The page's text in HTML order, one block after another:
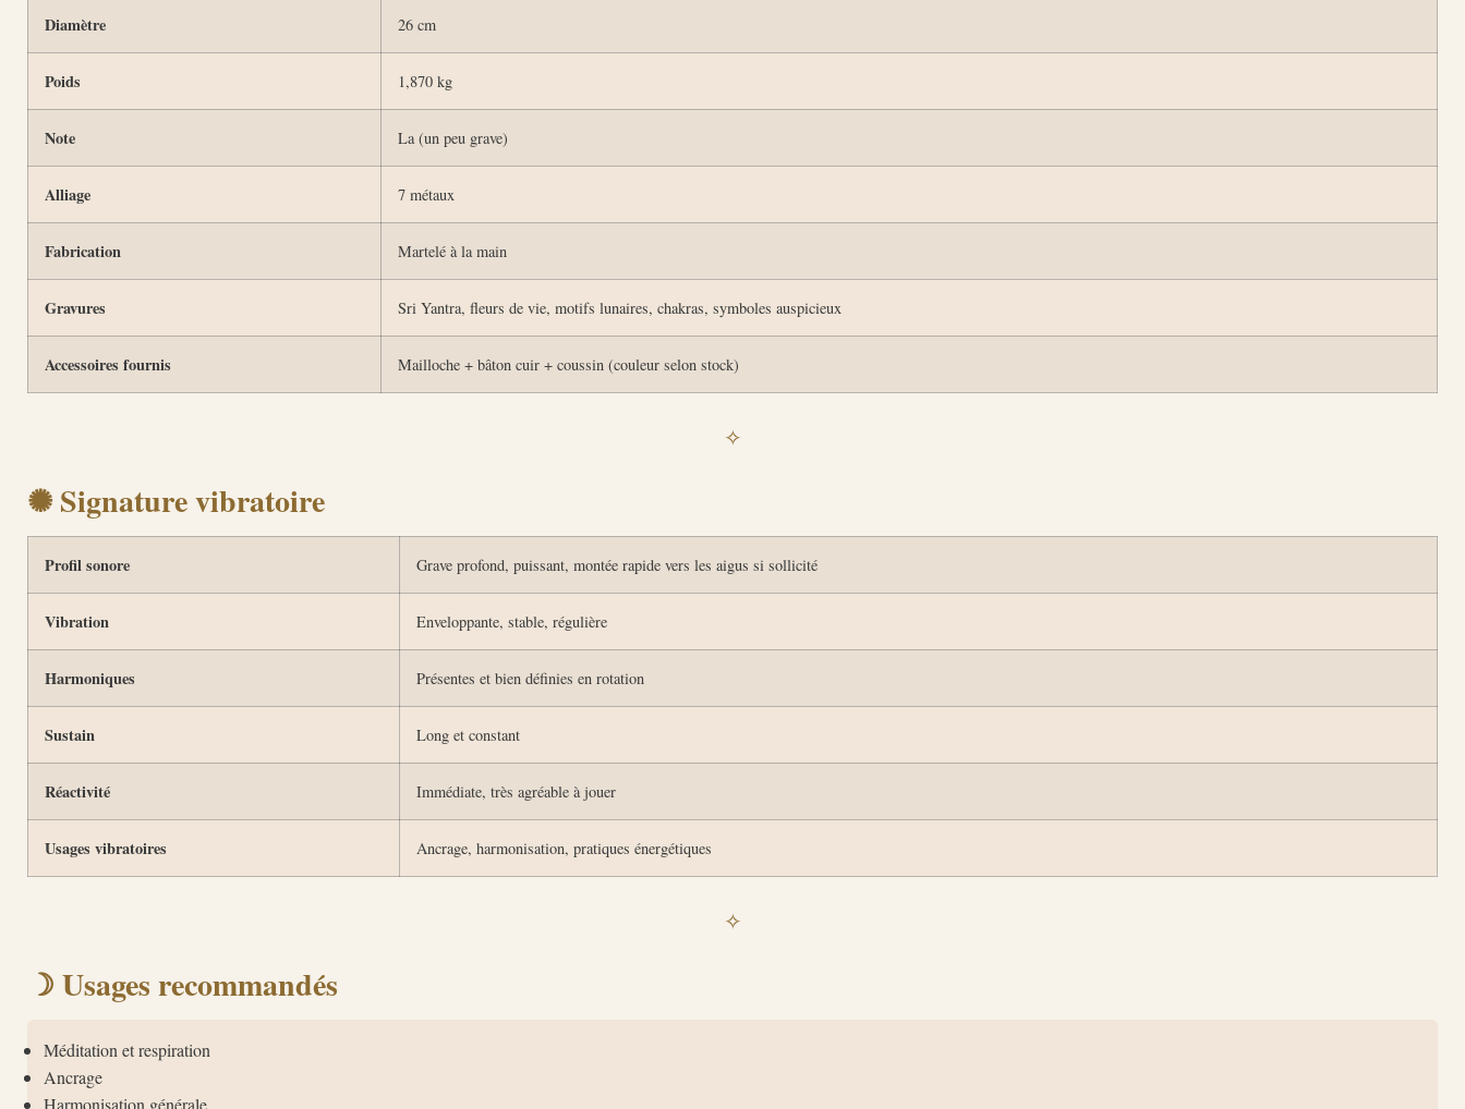
Diamètre 26 cm
Poids 1,870 kg
Note La (un peu grave)
Alliage 7 métaux
Fabrication Martelé à la main
Gravures Sri Yantra, fleurs de vie, motifs lunaires, chakras, symboles auspicieux
Accessoires fournis Mailloche + bâton cuir + coussin (couleur selon stock)
✧
✺ Signature vibratoire
Profil sonore Grave profond, puissant, montée rapide vers les aigus si sollicité
Vibration Enveloppante, stable, régulière
Harmoniques Présentes et bien définies en rotation
Sustain Long et constant
Réactivité Immédiate, très agréable à jouer
Usages vibratoires Ancrage, harmonisation, pratiques énergétiques
✧
☽ Usages recommandés
Méditation et respiration
Ancrage